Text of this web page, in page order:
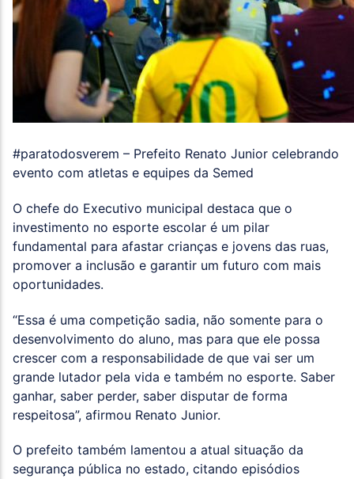
#paratodosverem – Prefeito Renato Junior celebrando
evento com atletas e equipes da Semed
O chefe do Executivo municipal destaca que o
investimento no esporte escolar é um pilar
fundamental para afastar crianças e jovens das ruas,
promover a inclusão e garantir um futuro com mais
oportunidades.
“Essa é uma competição sadia, não somente para o
desenvolvimento do aluno, mas para que ele possa
crescer com a responsabilidade de que vai ser um
grande lutador pela vida e também no esporte. Saber
ganhar, saber perder, saber disputar de forma
respeitosa”, afirmou Renato Junior.
O prefeito também lamentou a atual situação da
segurança pública no estado, citando episódios